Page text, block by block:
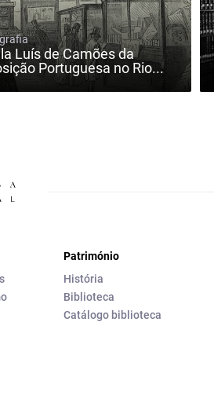
Luís de Camões da
Portuguesa no Rio...
Património
História
Biblioteca
Catálogo biblioteca